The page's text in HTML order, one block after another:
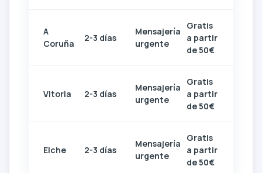
A
Coruña
2-3 días
Mensajería
urgente
Gratis
a partir
de 50€
Vitoria 2-3 días
Mensajería
urgente
Gratis
a partir
de 50€
Elche 2-3 días
Mensajería
urgente
Gratis
a partir
de 50€